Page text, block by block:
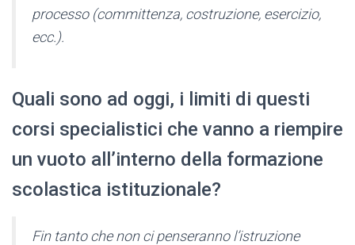
processo (committenza, costruzione, esercizio,
ecc.).
Quali sono ad oggi, i limiti di questi
corsi specialistici che vanno a riempire
un vuoto all’interno della formazione
scolastica istituzionale?
Fin tanto che non ci penseranno l’istruzione